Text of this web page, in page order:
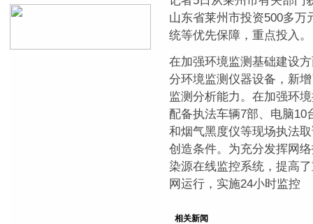
山东省莱州市投资500多万
统等优先保障，重点投入。
在加强环境监测基础建设
分环境监测仪器设备，新
监测分析能力。在加强环
配备执法车辆7部、电脑10
和烟气黑度仪等现场执法
创造条件。为充分发挥网
染源在线监控系统，提高
网运行，实施24小时监控
相关新闻